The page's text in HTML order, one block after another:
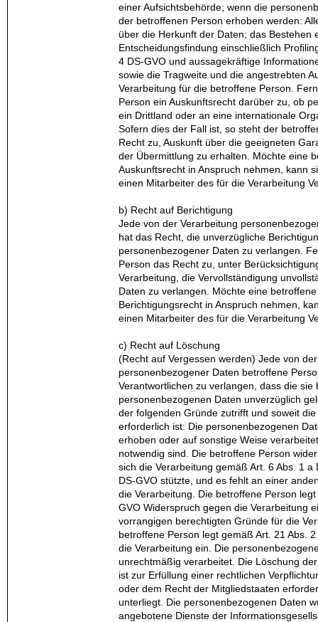
einer Aufsichtsbehörde; wenn die
der betroffenen Person erhoben werden:
über die Herkunft der Daten; das Bestehen
Entscheidungsfindung einschließlich
4 DS-GVO und aussagekräftige
sowie die Tragweite und die angestrebten
Verarbeitung für die betroffene Person.
Person ein Auskunftsrecht darüber zu, ob
ein Drittland oder an eine internationale
Sofern dies der Fall ist, so steht der
Recht zu, Auskunft über die geeigneten
der Übermittlung zu erhalten. Möchte eine
Auskunftsrecht in Anspruch nehmen, kann
einen Mitarbeiter des für die Verarbeitung
b) Recht auf Berichtigung
Jede von der Verarbeitung
hat das Recht, die unverzügliche
personenbezogener Daten zu verlangen.
Person das Recht zu, unter
Verarbeitung, die Vervollständigung
Daten zu verlangen. Möchte eine
Berichtigungsrecht in Anspruch nehmen,
einen Mitarbeiter des für die Verarbeitung
c) Recht auf Löschung
(Recht auf Vergessen werden) Jede von
personenbezogener Daten betroffene
Verantwortlichen zu verlangen, dass die sie
personenbezogenen Daten unverzüglich
der folgenden Gründe zutrifft und soweit
erforderlich ist: Die personenbezogenen
erhoben oder auf sonstige Weise
notwendig sind. Die betroffene Person
sich die Verarbeitung gemäß Art. 6 Abs. 1 a
DS-GVO stützte, und es fehlt an einer
die Verarbeitung. Die betroffene Person
GVO Widerspruch gegen die Verarbeitung
vorrangigen berechtigten Gründe für die
betroffene Person legt gemäß Art. 21 Abs.
die Verarbeitung ein. Die
unrechtmäßig verarbeitet. Die Löschung
ist zur Erfüllung einer rechtlichen
oder dem Recht der Mitgliedstaaten
unterliegt. Die personenbezogenen Daten
angebotene Dienste der